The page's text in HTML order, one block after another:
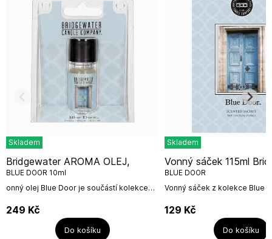
Skladem
onný olej Blue Door je součástí kolekce
Candle Co. Stačí nakapat do vody v
aromalampičce pár...
Bridgewater AROMA OLEJ,
BLUE DOOR 10ml
249 Kč
Do košíku
Skladem
Vonný sáček z kolekce Blue
vonnou směsí s vůní Blue
Vonný sáček 115ml Bridgewater
BLUE DOOR
129 Kč
Do košíku